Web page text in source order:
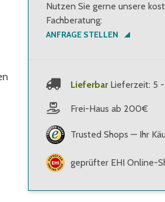
Nutzen Sie gerne unsere
Fachberatung:
ANFRAGE STELLEN
Lieferbar Lieferzeit: 5 -
Frei-Haus ab 200€
Trusted Shops — Ihr
geprüfter EHI Online-